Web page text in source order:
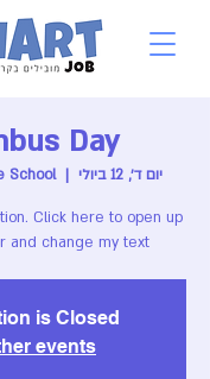
Day
יום ד׳, 12 ביולי
  |
School
Click here to open up
and change my text.
is Closed
events